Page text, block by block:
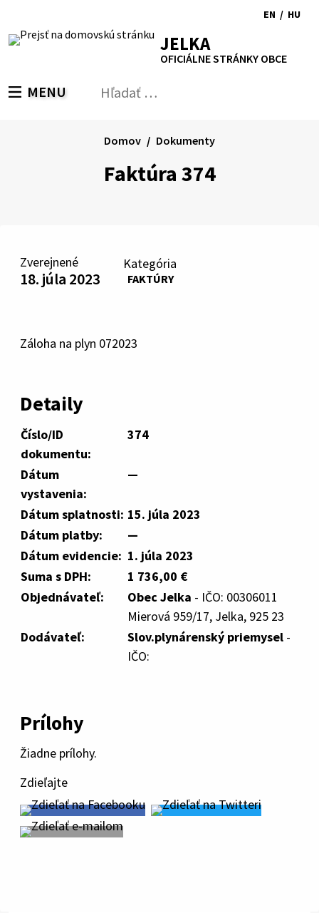
obsah
RSS MapaTlačiť
Zvýšiť
kontrast
písmapísma
EN
to
/ HU
JELKA
OFICIÁLNE STRÁNKY OBCE
PREPNÚŤ
MENU Hľadať:
Faktúra 374
Domov Dokumenty
Zverejnené
18. júla 2023
Kategória
FAKTÚRY
Záloha na plyn 072023
Detaily
Číslo/ID
dokumentu:
374
Dátum
vystavenia:
—
Dátum splatnosti: 15. júla 2023
Dátum platby:
—
Dátum evidencie: 1. júla 2023
Suma s DPH:
1 736,00 €
Objednávateľ:
Obec Jelka - IČO: 00306011
Mierová 959/17, Jelka, 925 23
Dodávateľ:
Slov.plynárenský priemysel -
IČO:
Prílohy
Žiadne prílohy.
Zdieľajte